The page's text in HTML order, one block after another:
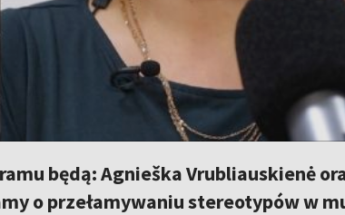
będą: Agnieška Vrubliauskienė
o przełamywaniu stereotypów w